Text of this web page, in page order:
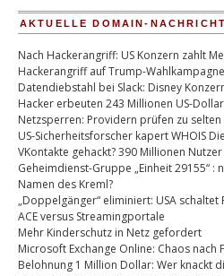
AKTUELLE DOMAIN-
Nach Hackerangriff: US Konzern zahlt
Hackerangriff auf Trump-
Datendiebstahl bei Slack: Disney
Hacker erbeuten 243 Millionen US-Dollar
Netzsperren: Providern prüfen zu
US-Sicherheitsforscher kapert WHOIS
VKontakte gehackt? 390 Millionen
Geheimdienst-Gruppe „Einheit 29155“ :
Namen des Kreml?
„Doppelgänger“ eliminiert: USA
ACE versus Streamingportale
Mehr Kinderschutz in Netz gefordert
Microsoft Exchange Online: Chaos nach
Belohnung 1 Million Dollar: Wer knackt